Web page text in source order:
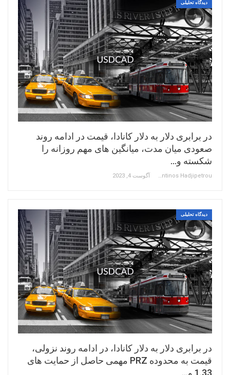
دیدگاه تحلیلی
در برابری دلار به دلار کانادا، قیمت در ادامه روند
صعودی میان مدت، میانگین های مهم روزانه را
شکسته و…
Constantinos Hadjipetrou آگوست 4, 2023
دیدگاه تحلیلی
در برابری دلار به دلار کانادا، در ادامه روند نزولی،
قیمت به محدوده PRZ مهمی حاصل از حمایت های
1.33 و…